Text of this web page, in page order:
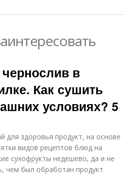
в
Как сушить
условиях? 5
для здоровья продукт, на основе
видов рецептов блюд на
сухофрукты недешево, да и не
чем был обработан продукт.